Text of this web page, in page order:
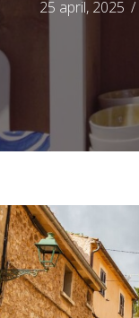
25 april, 2025 /